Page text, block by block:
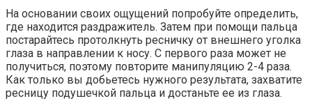
На основании своих ощущений попробуйте определить,
где находится раздражитель. Затем при помощи пальца
постарайтесь протолкнуть ресничку от внешнего уголка
глаза в направлении к носу. С первого раза может не
получиться, поэтому повторите манипуляцию 2-4 раза.
Как только вы добьетесь нужного результата, захватите
ресницу подушечкой пальца и достаньте ее из глаза.